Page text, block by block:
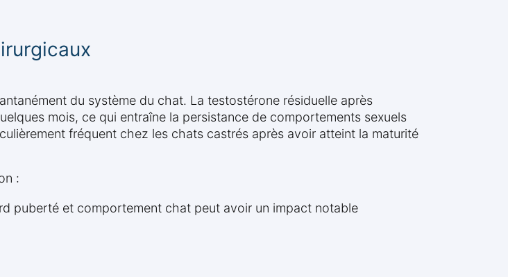
du système du chat. La testostérone résiduelle après
mois, ce qui entraîne la persistance de comportements sexuels
fréquent chez les chats castrés après avoir atteint la maturité
:
puberté et comportement chat peut avoir un impact notable